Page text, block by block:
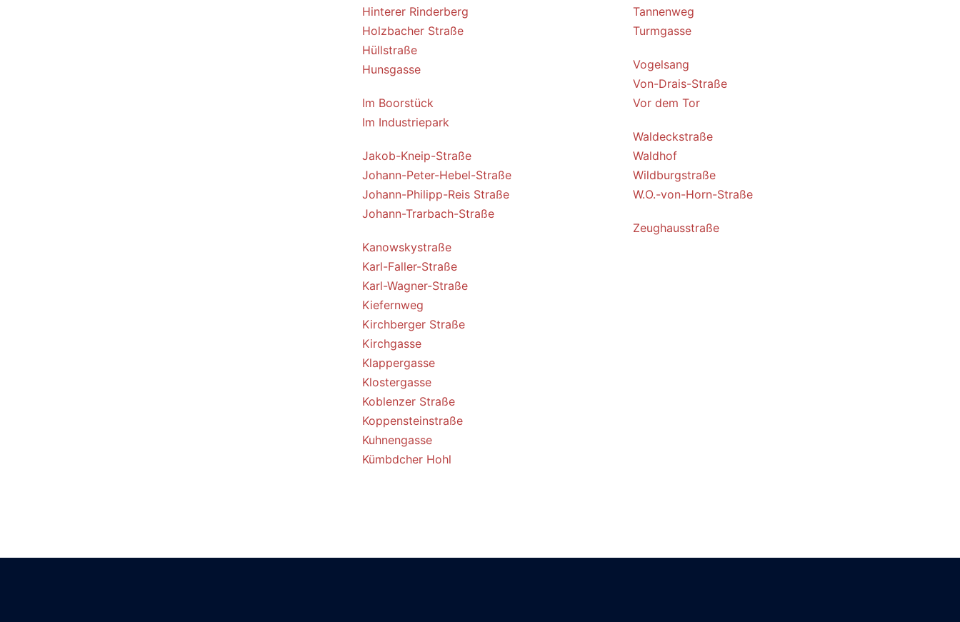
Hinterer Rinderberg
Holzbacher Straße
Hüllstraße
Hunsgasse
Im Boorstück
Im Industriepark
Jakob-Kneip-Straße
Johann-Peter-Hebel-Straße
Johann-Philipp-Reis Straße
Johann-Trarbach-Straße
Kanowskystraße
Karl-Faller-Straße
Karl-Wagner-Straße
Kiefernweg
Kirchberger Straße
Kirchgasse
Klappergasse
Klostergasse
Koblenzer Straße
Koppensteinstraße
Kuhnengasse
Kümbdcher Hohl
Tannenweg
Turmgasse
Vogelsang
Von-Drais-Straße
Vor dem Tor
Waldeckstraße
Waldhof
Wildburgstraße
W.O.-von-Horn-Straße
Zeughausstraße